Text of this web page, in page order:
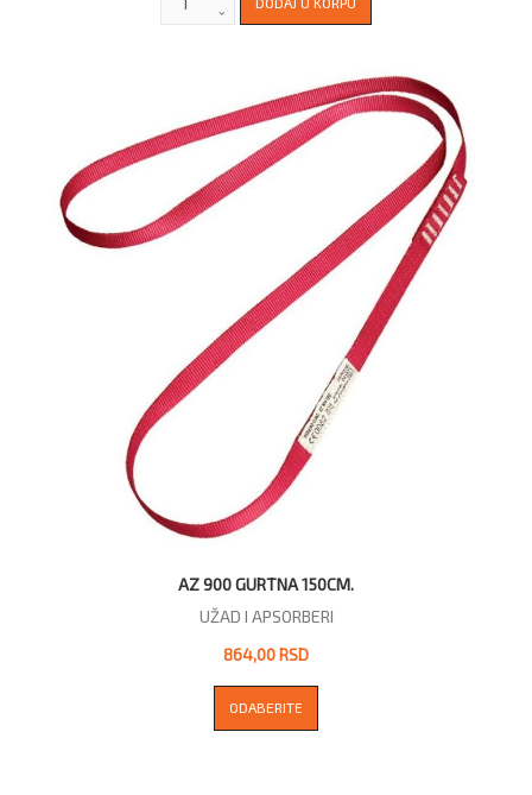
AZ 900 GURTNA 150CM.
UŽAD I APSORBERI
864,00 RSD
ODABERITE